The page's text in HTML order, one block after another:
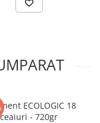
ECOLOGIC 18
ceaiuri - 720gr